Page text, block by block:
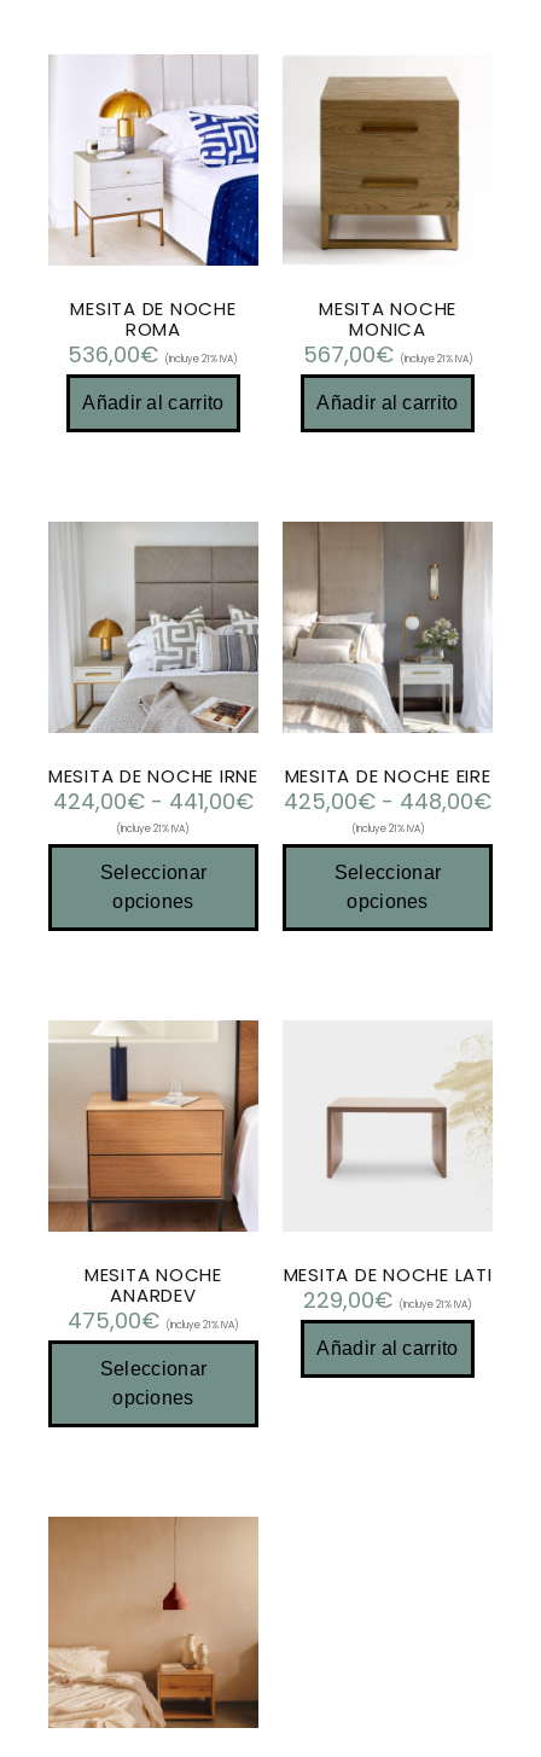
MESITA DE NOCHE
ROMA
536,00€ (Incluye 21% IVA)
Añadir al carrito
MESITA NOCHE
MONICA
567,00€ (Incluye 21% IVA)
Añadir al carrito
MESITA DE NOCHE IRNE
424,00€ - 441,00€
(Incluye 21% IVA)
Seleccionar
opciones
MESITA DE NOCHE EIRE
425,00€ - 448,00€
(Incluye 21% IVA)
Seleccionar
opciones
MESITA NOCHE
ANARDEV
475,00€ (Incluye 21% IVA)
Seleccionar
opciones
MESITA DE NOCHE LATI
229,00€ (Incluye 21% IVA)
Añadir al carrito